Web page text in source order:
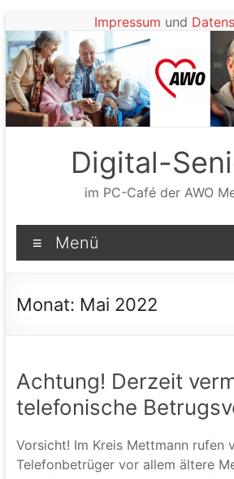
Inhalt
springen
Impressum und
Digital-
im PC-Café der AWO
Menü
Monat: Mai 2022
Achtung! Derzeit
telefonische
Vorsicht! Im Kreis Mettmann rufen
Telefonbetrüger vor allem ältere